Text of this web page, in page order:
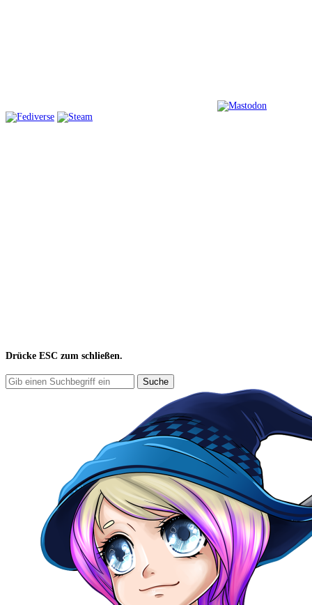
Drücke ESC zum schließen.
Suche